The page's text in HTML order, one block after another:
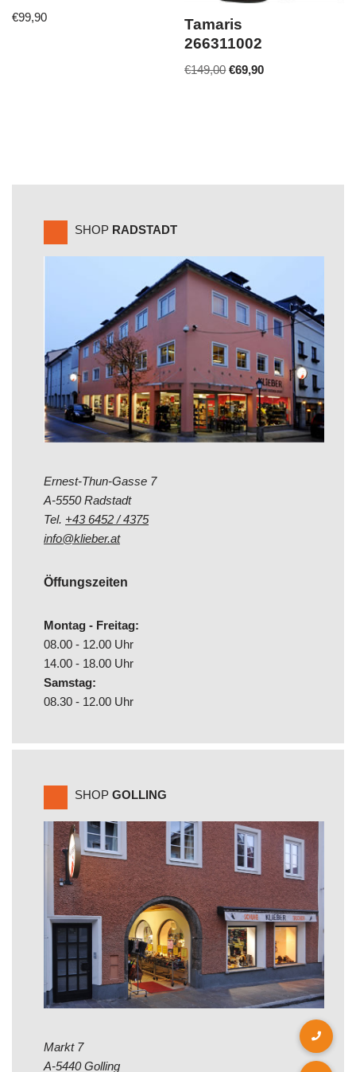
€99,90
Tamaris
266311002
€149,00 €69,90
SHOP RADSTADT
Ernest-Thun-Gasse 7
A-5550 Radstadt
Tel. +43 6452 / 4375
info@klieber.at
Öffungszeiten
Montag - Freitag:
08.00 - 12.00 Uhr
14.00 - 18.00 Uhr
Samstag:
08.30 - 12.00 Uhr
SHOP GOLLING
Markt 7
A-5440 Golling